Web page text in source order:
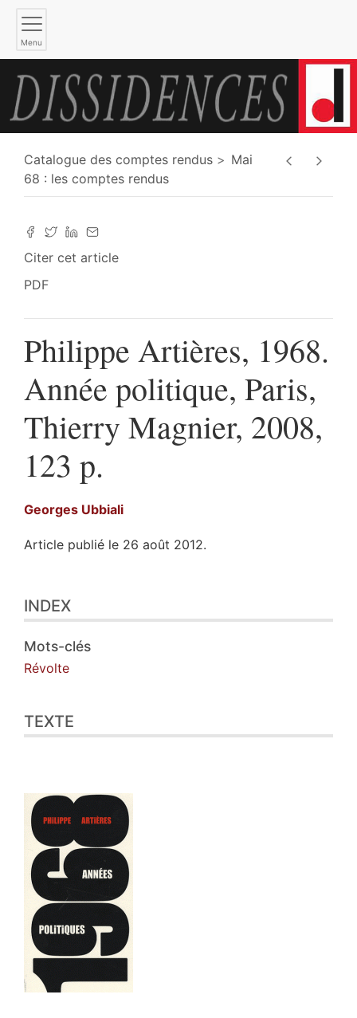
Menu
Catalogue des comptes rendus
Mai
68 : les comptes rendus
Citer cet article
PDF
Philippe Artières, 1968.
Année politique, Paris,
Thierry Magnier, 2008,
123 p.
Georges Ubbiali
Article publié le 26 août 2012.
Texte
Illustrations
Citer cet article
Auteur
INDEX
Mots-clés
Révolte
TEXTE